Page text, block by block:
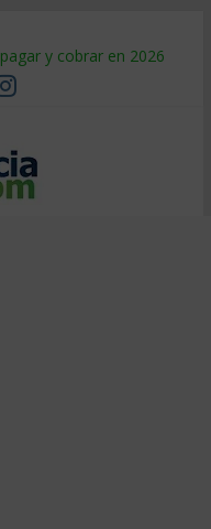
y cobrar en 2026
sale tan caro
a tiempo
qué hacer
segmentarlo y venderle